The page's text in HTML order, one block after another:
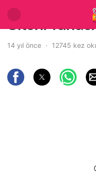
Siteni
14 yıl önce 12745 kez